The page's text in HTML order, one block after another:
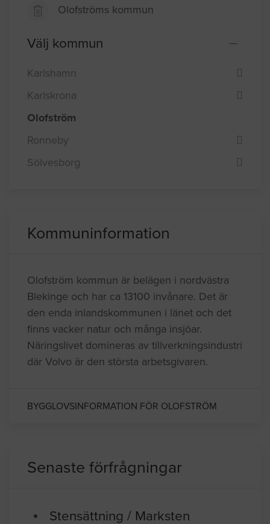
Olofströms kommun
Välj kommun
Karlshamn
Karlskrona
Olofström
Ronneby
Sölvesborg
Kommuninformation
Olofström kommun är belägen i nordvästra
Blekinge och har ca 13100 invånare. Det är
den enda inlandskommunen i länet och det
finns vacker natur och många insjöar.
Näringslivet domineras av tillverkningsindustri
där Volvo är den största arbetsgivaren.
BYGGLOVSINFORMATION FÖR OLOFSTRÖM
Senaste förfrågningar
Stensättning / Marksten